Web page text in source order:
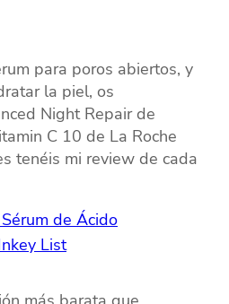
para poros abiertos, y
la piel, os
Night Repair de
C 10 de La Roche
tenéis mi review de cada
de Ácido
List